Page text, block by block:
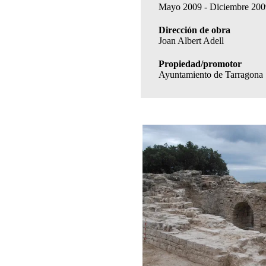
Mayo 2009 - Diciembre
Dirección de obra
Joan Albert Adell
Propiedad/promotor
Ayuntamiento de Tarragona